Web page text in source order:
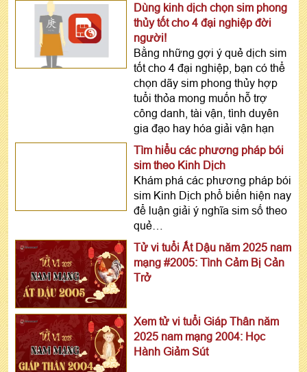
Dùng kinh dịch chọn sim phong
thủy tốt cho 4 đại nghiệp đời
người!
Bằng những gợi ý quẻ dịch sim
tốt cho 4 đại nghiệp, bạn có thể
chọn dãy sim phong thủy hợp
tuổi thỏa mong muốn hỗ trợ
công danh, tài vận, tình duyên
gia đạo hay hóa giải vận hạn
Tìm hiểu các phương pháp bói
sim theo Kinh Dịch
Khám phá các phương pháp bói
sim Kinh Dịch phổ biến hiện nay
để luận giải ý nghĩa sim số theo
quẻ…
Tử vi tuổi Ất Dậu năm 2025 nam
mạng #2005: Tình Cảm Bị Cản
Trở
Xem tử vi tuổi Giáp Thân năm
2025 nam mạng 2004: Học
Hành Giảm Sút